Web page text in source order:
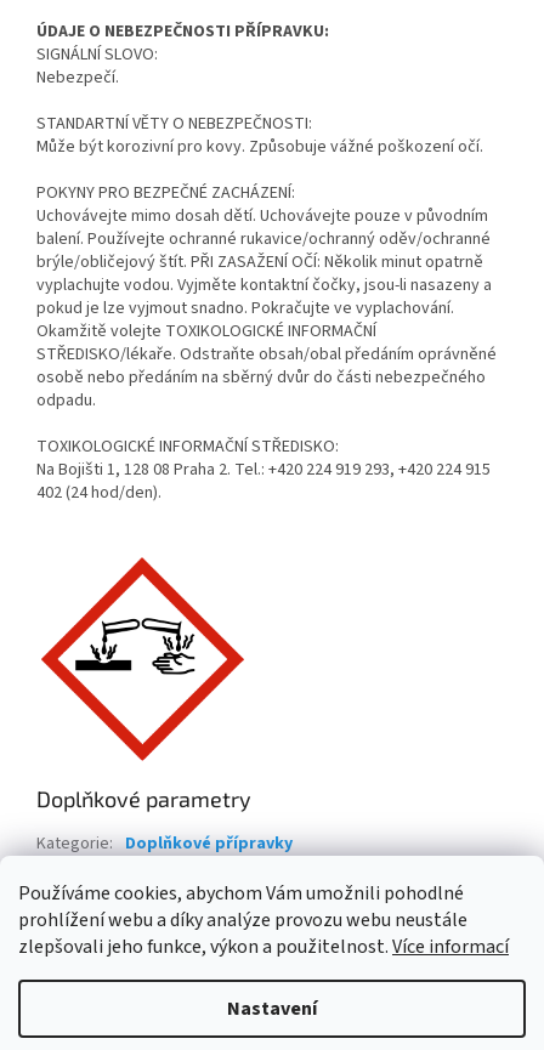
Používáme cookies, abychom Vám umožnili pohodlné
prohlížení webu a díky analýze provozu webu neustále
zlepšovali jeho funkce, výkon a použitelnost.Více informací
Nastavení
ÚDAJE O NEBEZPEČNOSTI PŘÍPRAVKU:
SIGNÁLNÍ SLOVO:
Nebezpečí.
STANDARTNÍ VĚTY O NEBEZPEČNOSTI:
Může být korozivní pro kovy. Způsobuje vážné poškození očí.
POKYNY PRO BEZPEČNÉ ZACHÁZENÍ:
Uchovávejte mimo dosah dětí. Uchovávejte pouze v původním
balení. Používejte ochranné rukavice/ochranný oděv/ochranné
brýle/obličejový štít. PŘI ZASAŽENÍ OČÍ: Několik minut opatrně
vyplachujte vodou. Vyjměte kontaktní čočky, jsou-li nasazeny a
pokud je lze vyjmout snadno. Pokračujte ve vyplachování.
Okamžitě volejte TOXIKOLOGICKÉ INFORMAČNÍ
STŘEDISKO/lékaře. Odstraňte obsah/obal předáním oprávněné
osobě nebo předáním na sběrný dvůr do části nebezpečného
odpadu.
TOXIKOLOGICKÉ INFORMAČNÍ STŘEDISKO:
Na Bojišti 1, 128 08 Praha 2. Tel.: +420 224 919 293, +420 224 915
402 (24 hod/den).
Doplňkové parametry
Kategorie: Doplňkové přípravky